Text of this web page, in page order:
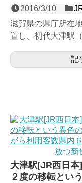
2016/3/10
滋賀県の県庁所在
置し、初代大津駅
最初に開業した、記
大津駅[JR西日本
２度の移転とい